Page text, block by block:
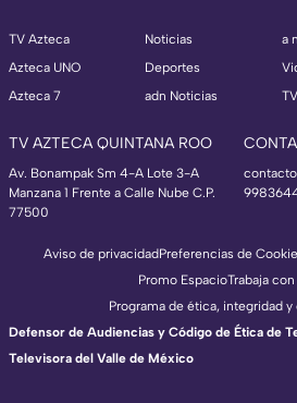
TV Azteca
Azteca UNO
Azteca 7
Noticias
Deportes
adn Noticias
a
TV AZTECA QUINTANA ROO
Av. Bonampak Sm 4-A Lote 3-A
Manzana 1 Frente a Calle Nube C.P.
77500
Aviso de privacidadPreferencias de
Promo EspacioTrabaja
Programa de ética, integridad
Defensor de Audiencias y Código de Ética de
Televisora del Valle de México